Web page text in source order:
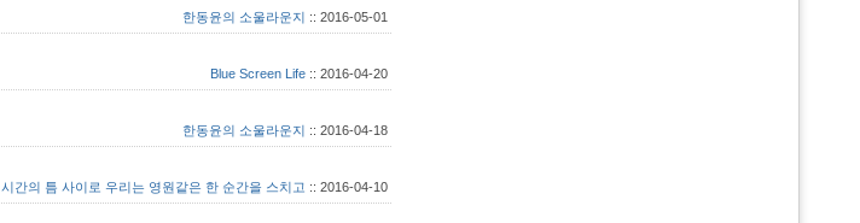
한동윤의 소울라운지 :: 2016-05-01
Blue Screen Life :: 2016-04-20
한동윤의 소울라운지 :: 2016-04-18
시간의 틈 사이로 우리는 영원같은 한 순간을 스치고 :: 2016-04-10